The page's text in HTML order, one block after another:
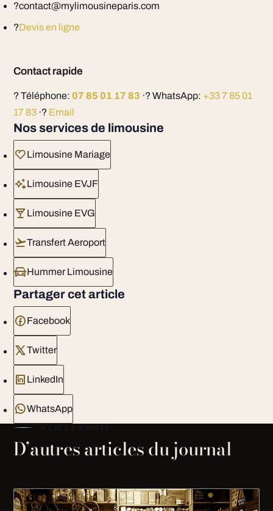
?contact@mylimousineparis.com
?Devis en ligne
Contact rapide
? Téléphone: 07 85 01 17 83 ·? WhatsApp: +33 7 85 01
17 83·? Email
Nos services de limousine
Limousine Mariage
Limousine EVJF
Limousine EVG
Transfert Aeroport
Hummer Limousine
Partager cet article
Facebook
Twitter
LinkedIn
WhatsApp
D’autres articles du journal